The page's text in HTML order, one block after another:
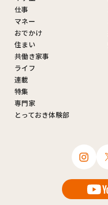
仕事
マネー
おでかけ
住まい
共働き家事
ライフ
連載
特集
専門家
とっておき体験部